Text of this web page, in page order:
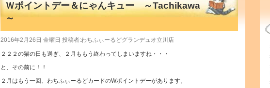
Ｗポイントデー＆にゃんキュー ～Tachikawa
～
2016年2月26日 金曜日 投稿者:わちふぃーるどグランデュオ立川店
２２２の猫の日も過ぎ、２月ももう終わってしまいますね・・・
と、その前に！！
２月はもう一回、わちふぃーるどカードのWポイントデーがあります。